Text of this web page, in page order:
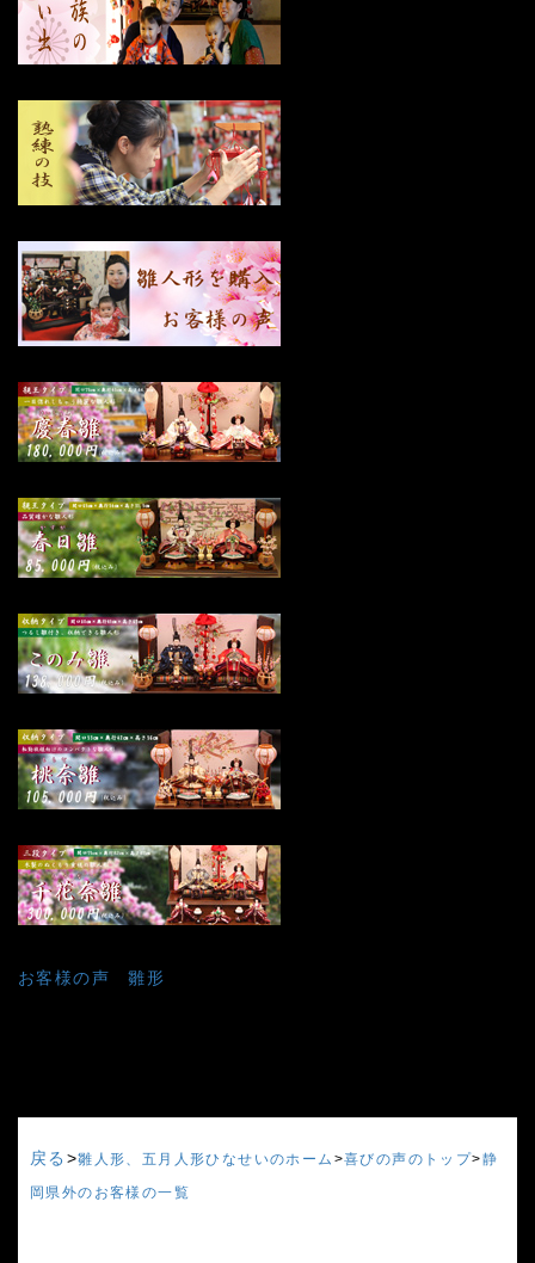
お客様の声 雛形
戻る >雛人形、五月人形ひなせいのホーム >喜びの声のトップ>静
岡県外のお客様の一覧